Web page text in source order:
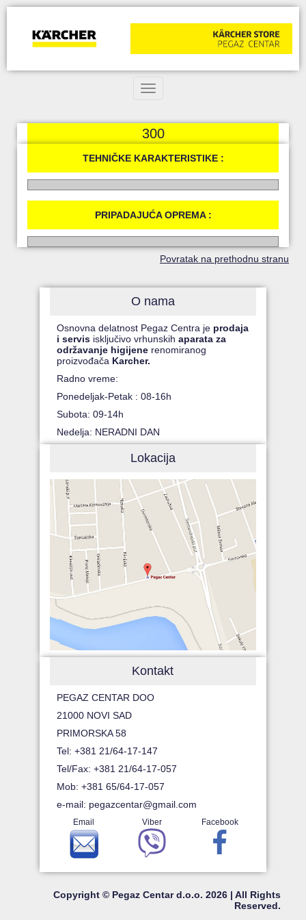
Toggle navigation
300
TEHNIČKE KARAKTERISTIKE :
PRIPADAJUĆA OPREMA :
Povratak na prethodnu stranu
O nama
Osnovna delatnost Pegaz Centra je prodaja
i servis isključivo vrhunskihaparata za
održavanje higijene renomiranog
proizvođača Karcher.
Radno vreme:
Ponedeljak-Petak : 08-16h
Subota: 09-14h
Nedelja: NERADNI DAN
Lokacija
Kontakt
PEGAZ CENTAR DOO
21000 NOVI SAD
PRIMORSKA 58
Tel: +381 21/64-17-147
Tel/Fax: +381 21/64-17-057
Mob: +381 65/64-17-057
e-mail: pegazcentar@gmail.com
Email Viber Facebook
Copyright © Pegaz Centar d.o.o. 2026 | All Rights
Reserved.